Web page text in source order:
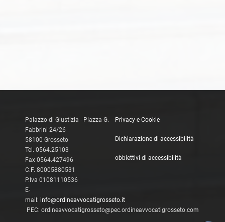
Palazzo di Giustizia - Piazza G.
Fabbrini 24/26
58100 Grosseto
Tel. 0564.25103
Fax 0564.427496
C.F. 80005880531
P.Iva 01081110536
E-
mail: info@ordineavvocatigrosseto.it
PEC: ordineavvocatigrosseto@pec.ordineavvocatigrosseto.com
Privacy e Cookie
Dichiarazione di accessibilità
obbiettivi di accessibilità